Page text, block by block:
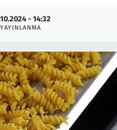
- 14:32
YAYINLANMA